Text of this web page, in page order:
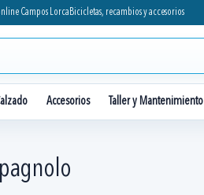
Campos Lorca Bicicletas, recambios y accesorios
Accesorios Taller y Mantenimiento